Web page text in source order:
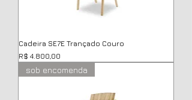
Cadeira SE7E Trançado Couro
Preço
R$ 4.800,00
sob encomenda